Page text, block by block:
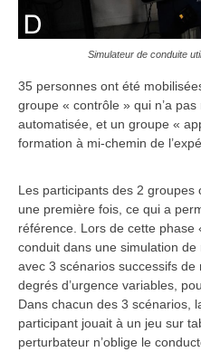
Simulateur de conduite
35 personnes ont été
groupe « contrôle » qui n’a
automatisée, et un groupe «
formation à mi-chemin de
Les participants des 2
une première fois, ce qui a
référence. Lors de cette phase
conduit dans une simulation de
avec 3 scénarios successifs
degrés d’urgence variables,
Dans chacun des 3 scénarios,
participant jouait à un jeu sur
perturbateur n’oblige le